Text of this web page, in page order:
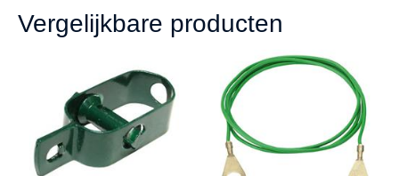
Vergelijkbare producten